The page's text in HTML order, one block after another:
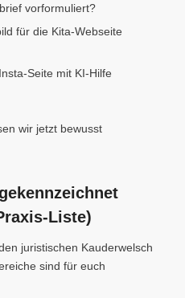
vorformuliert?
für die Kita-Webseite
Seite mit KI-Hilfe
wir jetzt bewusst
Liste)
juristischen Kauderwelsch
sind für euch